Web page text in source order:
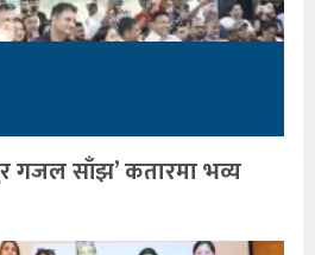
गजल साँझ’ कतारमा भव्य